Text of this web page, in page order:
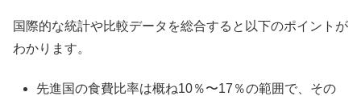
国際的な統計や比較データを総合すると以下のポイントが
わかります。
先進国の食費比率は概ね10％〜17％の範囲で、その